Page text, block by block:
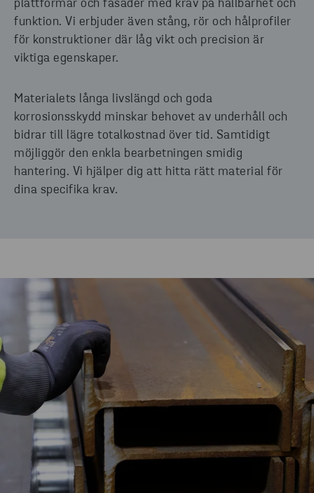
plattformar och fasader med krav på hållbarhet och
funktion. Vi erbjuder även stång, rör och hålprofiler
för konstruktioner där låg vikt och precision är
viktiga egenskaper.
Materialets långa livslängd och goda
korrosionsskydd minskar behovet av underhåll och
bidrar till lägre totalkostnad över tid. Samtidigt
möjliggör den enkla bearbetningen smidig
hantering. Vi hjälper dig att hitta rätt material för
dina specifika krav.